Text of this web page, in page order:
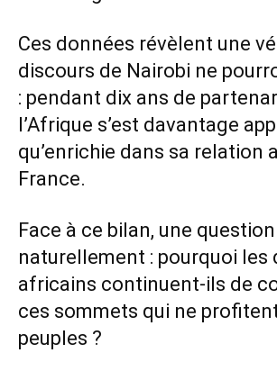
Ces données révèlent une
discours de Nairobi ne
: pendant dix ans de
l’Afrique s’est davantage
qu’enrichie dans sa relation
France.
Face à ce bilan, une question
naturellement : pourquoi les
africains continuent-ils de
ces sommets qui ne
peuples ?